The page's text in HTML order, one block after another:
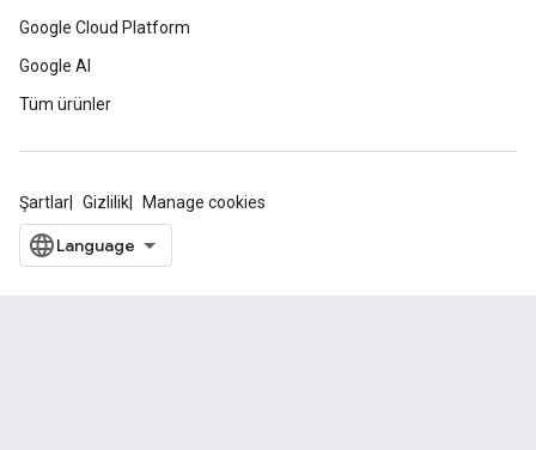
Google Cloud Platform
Google AI
Tüm ürünler
Şartlar Gizlilik Manage cookies